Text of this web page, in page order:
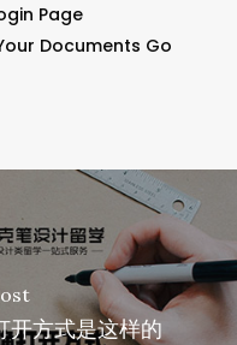
Page
Documents Go
开方式是这样的